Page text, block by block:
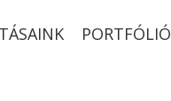
PORTFÓLIÓ